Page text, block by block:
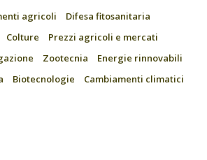
agricoli
Difesa fitosanitaria
Colture
Prezzi agricoli e mercati
Zootecnia
Energie rinnovabili
Biotecnologie
Cambiamenti climatici